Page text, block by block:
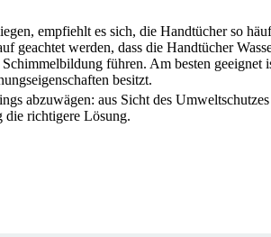
empfiehlt es sich, die Handtücher so
werden, dass die Handtücher
führen. Am besten
besitzt.
abzuwägen: aus Sicht des
die richtigere Lösung.